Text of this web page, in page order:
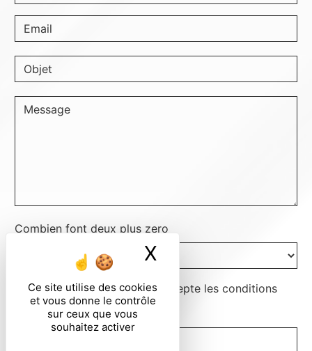
Ce site utilise des cookies
et vous donne le contrôle
sur ceux que vous
souhaitez activer
X Masquer le
Combien font deux plus zero
En cochant cette case, j'accepte les conditions
particulières ci-dessous **